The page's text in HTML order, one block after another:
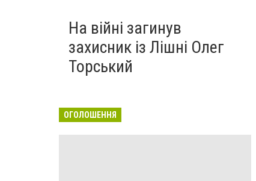
На війні загинув
захисник із Лішні Олег
Торський
ОГОЛОШЕННЯ